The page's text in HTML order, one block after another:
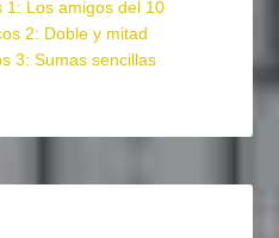
1: Los amigos del 10
2: Doble y mitad
3: Sumas sencillas